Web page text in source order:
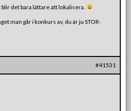
det bara lättare att lokalisera.
man går i konkurs av, du är ju STOR-
#41531